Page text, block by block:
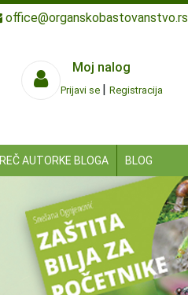
office@organskobastovanstvo.rs
Moj nalog
Prijavi se | Registracija
REČ AUTORKE BLOGA BLOG